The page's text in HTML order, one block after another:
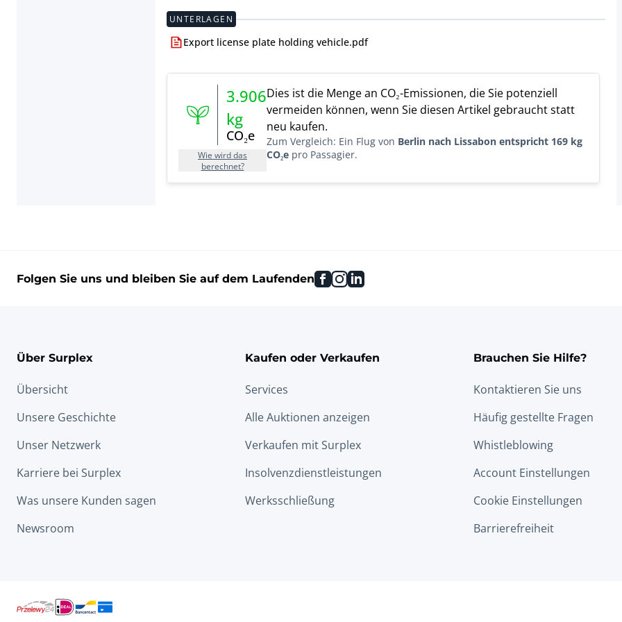
UNTERLAGEN
Export license plate holding vehicle.pdf
3.906
kg
CO₂e
Wie wird das
berechnet?
Dies ist die Menge an CO₂-Emissionen, die Sie potenziell
vermeiden können, wenn Sie diesen Artikel gebraucht statt
neu kaufen.
Zum Vergleich: Ein Flug von Berlin nach Lissabon entspricht 169 kg
CO₂e pro Passagier.
Folgen Sie uns und bleiben Sie auf dem Laufenden facebook
instagram
linkedin
Über Surplex
Übersicht
Unsere Geschichte
Unser Netzwerk
Karriere bei Surplex
Was unsere Kunden sagen
Newsroom
Kaufen oder Verkaufen
Services
Alle Auktionen anzeigen
Verkaufen mit Surplex
Insolvenzdienstleistungen
Werksschließung
Brauchen Sie Hilfe?
Kontaktieren Sie uns
Häufig gestellte Fragen
Whistleblowing
Account Einstellungen
Cookie Einstellungen
Barrierefreiheit